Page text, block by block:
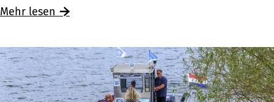
k
a
d
e
i
n
H
a
t
i
g
Mehr lesen Ü
e
r
N